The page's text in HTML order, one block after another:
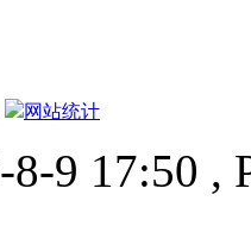
网站统计
9 17:50 ,